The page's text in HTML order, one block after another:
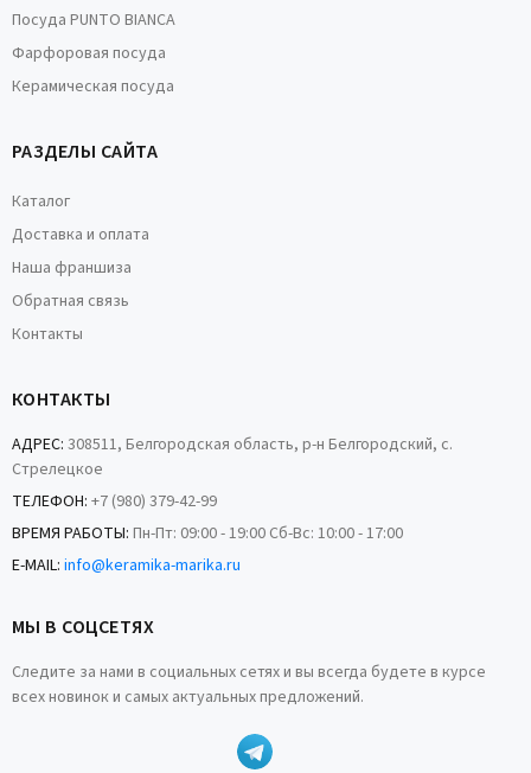
Посуда PUNTO BIANCA
Фарфоровая посуда
Керамическая посуда
РАЗДЕЛЫ САЙТА
Каталог
Доставка и оплата
Наша франшиза
Обратная связь
Контакты
КОНТАКТЫ
АДРЕС: 308511, Белгородская область, р-н Белгородский, с.
Стрелецкое
ТЕЛЕФОН: +7 (980) 379-42-99
ВРЕМЯ РАБОТЫ: Пн-Пт: 09:00 - 19:00 Сб-Вс: 10:00 - 17:00
E-MAIL: info@keramika-marika.ru
МЫ В СОЦСЕТЯХ
Следите за нами в социальных сетях и вы всегда будете в курсе
всех новинок и самых актуальных предложений.